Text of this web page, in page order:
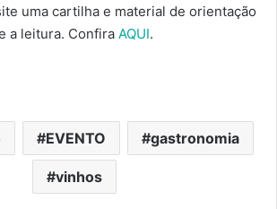
uma cartilha e material de orientação
a leitura. Confira AQUI.
EVENTO gastronomia
vinhos